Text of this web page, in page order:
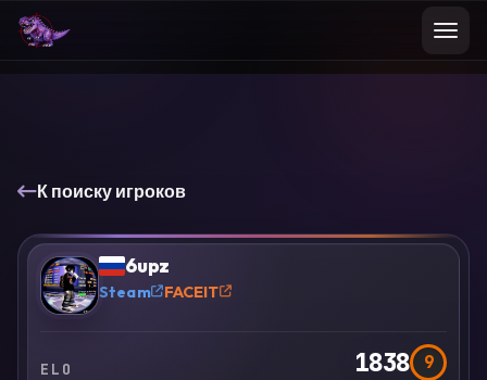
К поиску игроков
? 6upz
Steam FACEIT
ELO 1838 9